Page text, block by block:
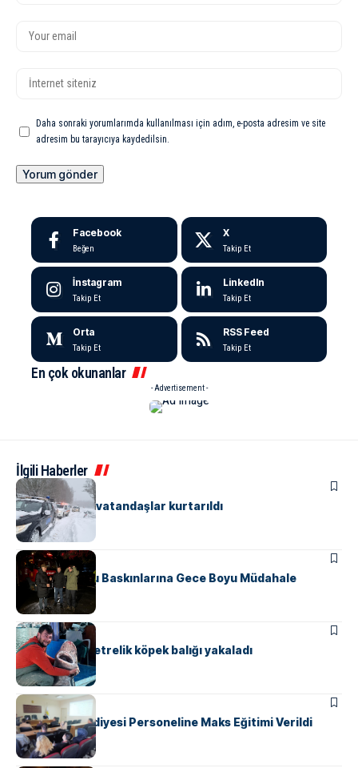
Daha sonraki yorumlarımda kullanılması için adım, e-posta adresim ve site
adresim bu tarayıcıya kaydedilsin.
Facebook
Beğen
X
Takip Et
İnstagram
Takip Et
LinkedIn
Takip Et
Orta
Takip Et
RSS Feed
Takip Et
En çok okunanlar
- Advertisement -
İlgili Haberler
ASAYIŞÇINARCIK
Mahsur kalan vatandaşlar kurtarıldı
ÇINARCIK
Çınarcık’ta Su Baskınlarına Gece Boyu Müdahale
ÇINARCIK MANŞET
Balıkçılar 4 metrelik köpek balığı yakaladı
ÇINARCIK
Çınarcık Belediyesi Personeline Maks Eğitimi Verildi